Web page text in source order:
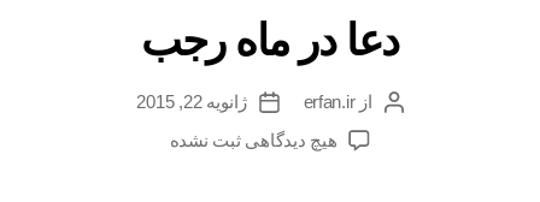
دعا در ماه رجب
نویسنده
نوشته
ازerfan.ir
تاریخژانویه 22, 2015
هیچ دیدگاهیبرای
ثبت نشده